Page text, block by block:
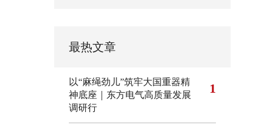
最热文章
以“麻绳劲儿”筑牢大国重器精
神底座｜东方电气高质量发展
调研行
1